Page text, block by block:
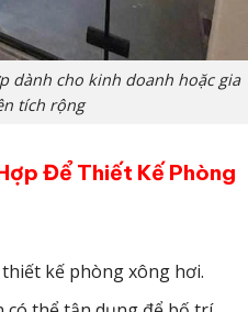
dành cho kinh doanh hoặc gia
tích rộng
Để Thiết Kế Phòng
kế phòng xông hơi.